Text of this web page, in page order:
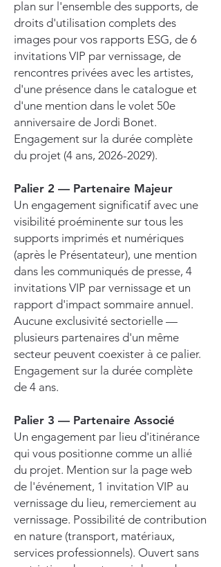
plan sur l'ensemble des supports, de
droits d'utilisation complets des
images pour vos rapports ESG, de 6
invitations VIP par vernissage, de
rencontres privées avec les artistes,
d'une présence dans le catalogue et
d'une mention dans le volet 50e
anniversaire de Jordi Bonet.
Engagement sur la durée complète
du projet (4 ans, 2026-2029).
Palier 2 — Partenaire Majeur
Un engagement significatif avec une
visibilité proéminente sur tous les
supports imprimés et numériques
(après le Présentateur), une mention
dans les communiqués de presse, 4
invitations VIP par vernissage et un
rapport d'impact sommaire annuel.
Aucune exclusivité sectorielle —
plusieurs partenaires d'un même
secteur peuvent coexister à ce palier.
Engagement sur la durée complète
de 4 ans.
Palier 3 — Partenaire Associé
Un engagement par lieu d'itinérance
qui vous positionne comme un allié
du projet. Mention sur la page web
de l'événement, 1 invitation VIP au
vernissage du lieu, remerciement au
vernissage. Possibilité de contribution
en nature (transport, matériaux,
services professionnels). Ouvert sans